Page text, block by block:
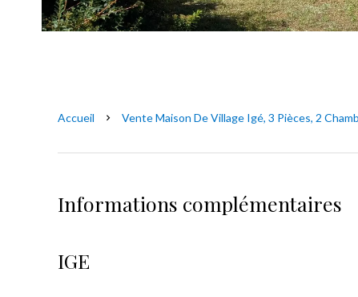
Accueil Vente Maison De Village Igé, 3 Pièces, 2
Informations complémentaires
IGE